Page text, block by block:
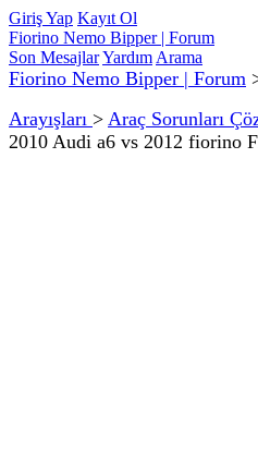
Giriş Yap Kayıt Ol
Fiorino Nemo Bipper | Forum
Son MesajlarYardım Arama
Fiorino Nemo Bipper | Forum
Arayışları > Araç Sorunları
2010 Audi a6 vs 2012 fiorino